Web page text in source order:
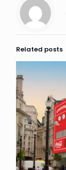
Related posts